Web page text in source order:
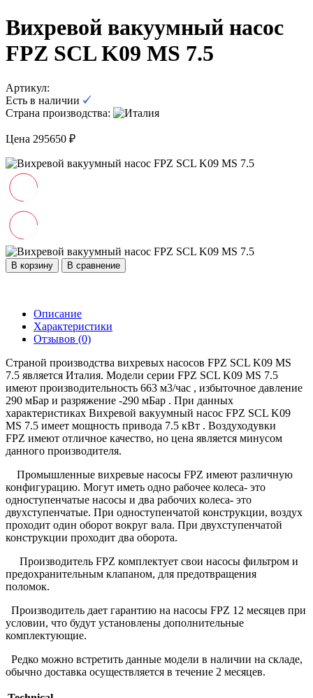
Вихревой вакуумный насос
FPZ SCL K09 MS 7.5
Артикул:
Есть в наличии
Страна производства:
Цена 295650 ₽
В корзину В сравнение
Описание
Характеристики
Отзывов (0)
Страной производства вихревых насосов FPZ SCL K09 MS
7.5 является Италия. Модели серии FPZ SCL K09 MS 7.5
имеют производительность 663 м3/час , избыточное давление
290 мБар и разряжение -290 мБар . При данных
характеристиках Вихревой вакуумный насос FPZ SCL K09
MS 7.5 имеет мощность привода 7.5 кВт . Воздуходувки
FPZ имеют отличное качество, но цена является минусом
данного производителя.
Промышленные вихревые насосы FPZ имеют различную
конфигурацию. Могут иметь одно рабочее колеса- это
одноступенчатые насосы и два рабочих колеса- это
двухступенчатые. При одноступенчатой конструкции, воздух
проходит один оборот вокруг вала. При двухступенчатой
конструкции проходит два оборота.
Производитель FPZ комплектует свои насосы фильтром и
предохранительным клапаном, для предотвращения
поломок.
Производитель дает гарантию на насосы FPZ 12 месяцев при
условии, что будут установлены дополнительные
комплектующие.
Редко можно встретить данные модели в наличии на складе,
обычно доставка осуществляется в течение 2 месяцев.